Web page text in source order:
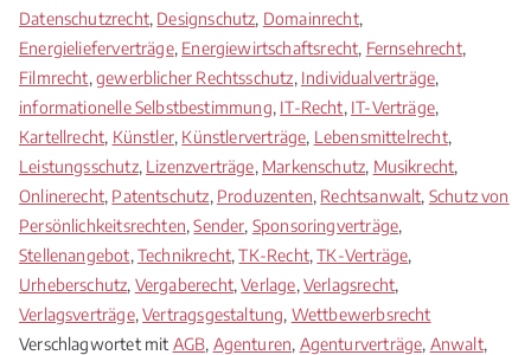
Datenschutzrecht, Designschutz, Domainrecht,
Energielieferverträge, Energiewirtschaftsrecht, Fernsehrecht,
Filmrecht, gewerblicher Rechtsschutz, Individualverträge,
informationelle Selbstbestimmung, IT-Recht, IT-Verträge,
Kartellrecht, Künstler, Künstlerverträge, Lebensmittelrecht,
Leistungsschutz, Lizenzverträge, Markenschutz, Musikrecht,
Onlinerecht, Patentschutz, Produzenten, Rechtsanwalt, Schutz von
Persönlichkeitsrechten,Sender, Sponsoringverträge,
Stellenangebot, Technikrecht,TK-Recht,TK-Verträge,
Urheberschutz, Vergaberecht,Verlage, Verlagsrecht,
Verlagsverträge,Vertragsgestaltung, Wettbewerbsrecht
Verschlagwortet mit AGB, Agenturen, Agenturverträge, Anwalt,